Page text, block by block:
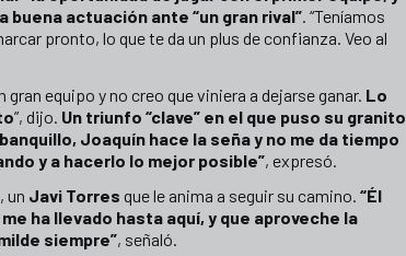
buena actuación ante “un gran rival”. “Teníamos
pronto, lo que te da un plus de confianza. Veo al
equipo y no creo que viniera a dejarse ganar. Lo
”, dijo. Un triunfo “clave” en el que puso su granito
Joaquín hace la seña y no me da tiempo
y a hacerlo lo mejor posible”, expresó.
un Javi Torres que le anima a seguir su camino. “Él
ha llevado hasta aquí, y que aproveche la
siempre”, señaló.